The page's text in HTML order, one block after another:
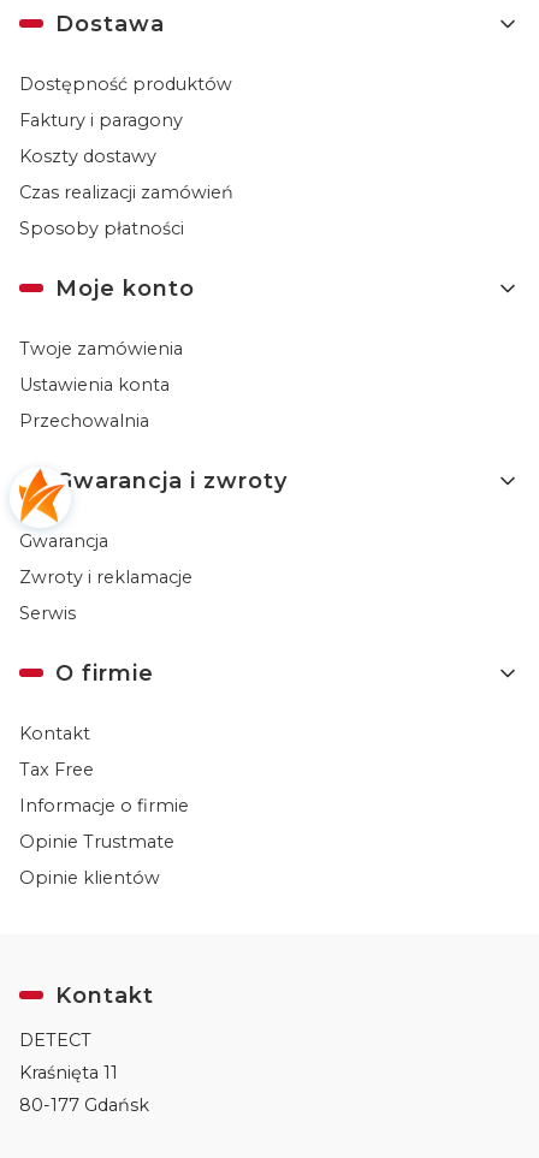
Dostawa
Dostępność produktów
Faktury i paragony
Koszty dostawy
Czas realizacji zamówień
Sposoby płatności
Moje konto
Twoje zamówienia
Ustawienia konta
Przechowalnia
Gwarancja i zwroty
Gwarancja
Zwroty i reklamacje
Serwis
O firmie
Kontakt
Tax Free
Informacje o firmie
Opinie Trustmate
Opinie klientów
Kontakt
DETECT
Kraśnięta 11
80-177 Gdańsk